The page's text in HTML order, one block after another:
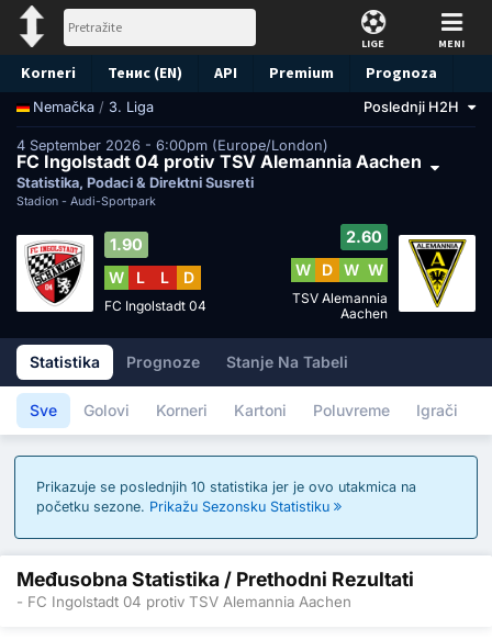
LIGE MENI
Korneri Тенис (EN) API Premium Prognoza
Nemačka / 3. Liga Poslednji H2H
4 September 2026 - 6:00pm (Europe/London)
FC Ingolstadt 04 protiv TSV Alemannia Aachen
Statistika, Podaci & Direktni Susreti
Stadion - Audi-Sportpark
1.90
W
L L D
FC Ingolstadt 04
2.60
W
D W W
TSV Alemannia
Aachen
Statistika Prognoze Stanje Na Tabeli
Sve Golovi Korneri Kartoni Poluvreme Igrači
Prikazuje se poslednjih 10 statistika jer je ovo utakmica na
početku sezone. Prikažu Sezonsku Statistiku
Međusobna Statistika / Prethodni Rezultati
- FC Ingolstadt 04 protiv TSV Alemannia Aachen